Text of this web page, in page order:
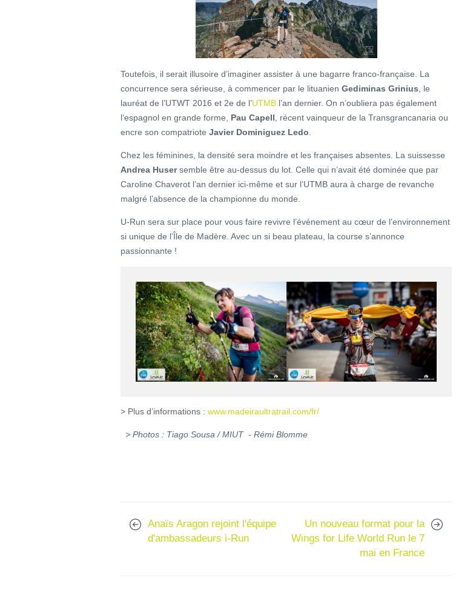
Toutefois, il serait illusoire d’imaginer assister à une bagarre franco-française. La
concurrence sera sérieuse, à commencer par le lituanien Gediminas Grinius , le
lauréat de l’UTWT 2016 et 2e de l’UTMB l’an dernier. On n’oubliera pas également
l’espagnol en grande forme, Pau Capell , récent vainqueur de la Transgrancanaria ou
encre son compatriote Javier Dominiguez Ledo
Chez les féminines, la densité sera moindre et les françaises absentes. La suissesse
Andrea Husersemble être au-dessus du lot. Celle qui n’avait été dominée que par
Caroline Chaverot l’an dernier ici-même et sur l’UTMB aura à charge de revanche
malgré l’absence de la championne du monde.
U-Run sera sur place pour vous faire revivre l’événement au cœur de l’environnement
si unique de l’Île de Madère. Avec un si beau plateau, la course s’annonce
passionnante !
> Plus d’informations : www.madeiraultratrail.com/fr/
> Photos : Tiago Sousa / MIUT - Rémi Blomme
Anaïs Aragon rejoint l'équipe
d'ambassadeurs i-Run
Un nouveau format pour la
Wings for Life World Run le 7
mai en France